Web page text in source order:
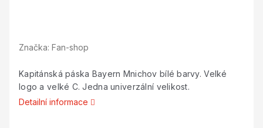
Značka: Fan-shop
Kapitánská páska Bayern Mnichov bílé barvy. Velké
logo a velké C. Jedna univerzální velikost.
Detailní informace